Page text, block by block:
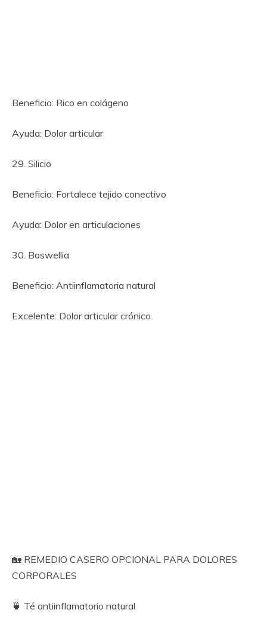
Beneficio: Rico en colágeno
Ayuda: Dolor articular
29. Silicio
Beneficio: Fortalece tejido conectivo
Ayuda: Dolor en articulaciones
30. Boswellia
Beneficio: Antiinflamatoria natural
Excelente: Dolor articular crónico
🏡 REMEDIO CASERO OPCIONAL PARA DOLORES
CORPORALES
🍵 Té antiinflamatorio natural